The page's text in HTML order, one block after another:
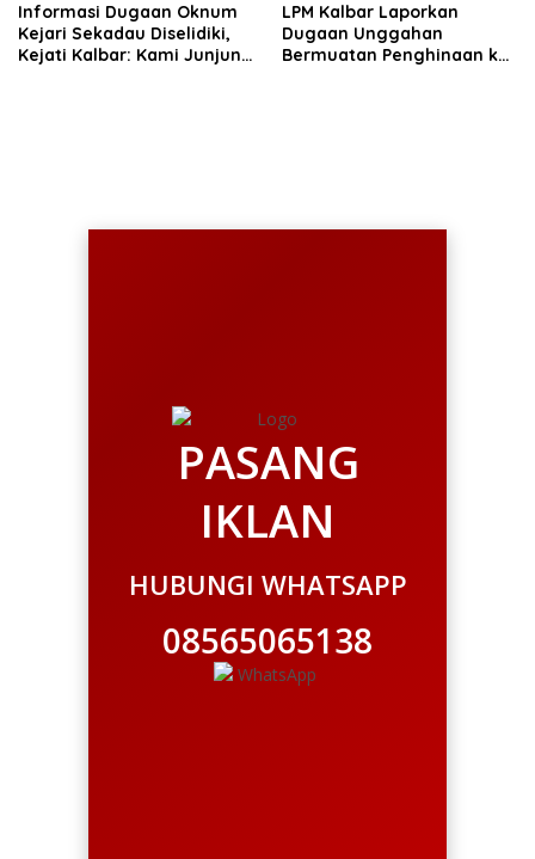
Informasi Dugaan Oknum
Kejari Sekadau Diselidiki,
Kejati Kalbar: Kami Junjung
LPM Kalbar Laporkan
Dugaan Unggahan
Bermuatan Penghinaan ke
PASANG
IKLAN
HUBUNGI WHATSAPP
08565065138